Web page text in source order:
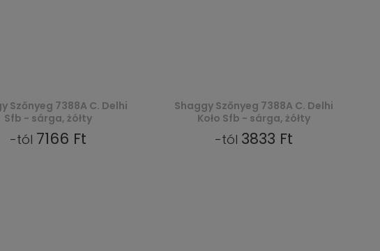
Szőnyeg 7388A C. Delhi
Sfb - sárga, żółty
-tól 7166 Ft
Shaggy Szőnyeg 7388A C. Delhi
Koło Sfb - sárga, żółty
-tól 3833 Ft